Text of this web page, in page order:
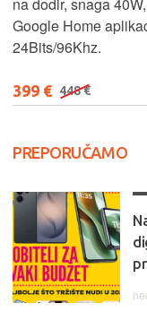
na dodir, snaga
Google Home
24Bits/96Khz.
399 € 448 €
PREPORUČAMO